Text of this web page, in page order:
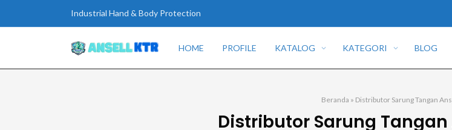
Industrial Hand & Body Protection
HOME PROFILE KATALOG KATEGORI BLOG
Beranda » Distributor Sarung Tangan
Distributor Sarung